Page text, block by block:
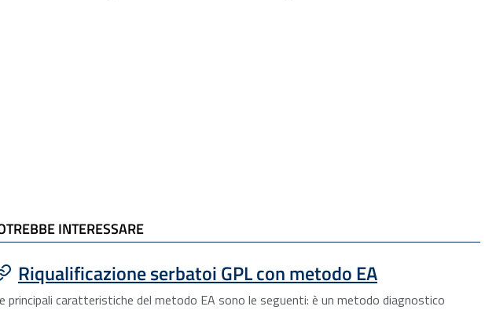
INTERESSARE
Riqualificazione serbatoi GPL con metodo EA
principali caratteristiche del metodo EA sono le seguenti: è un metodo diagnostico